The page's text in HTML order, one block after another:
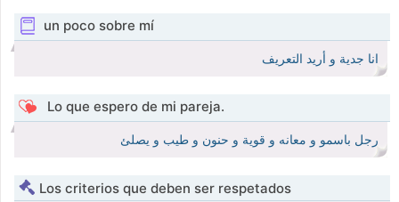
un poco sobre mí
انا جدية و أريد التعريف
Lo que espero de mi pareja.
رجل باسمو و معانه و قوية و حنون و طيب و يصلئ
Los criterios que deben ser respetados